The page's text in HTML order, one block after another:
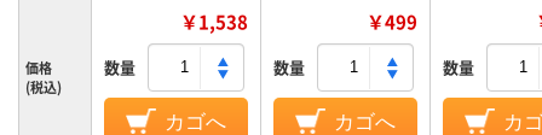
価格
(税込)
￥1,538
数量
カゴへ
￥499
数量
カゴへ
数量
カ